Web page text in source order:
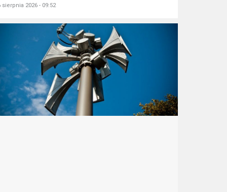
sierpnia 2026 - 09:52